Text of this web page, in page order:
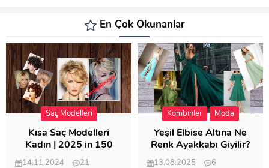
En Çok Okunanlar
Saç Modelleri
Kısa Saç Modelleri
Kadın | 2025 in 150
Modeli
14.11.2024
21
Kombinler Moda
Yeşil Elbise Altına Ne
Renk Ayakkabı Giyilir?
13.08.2025
6